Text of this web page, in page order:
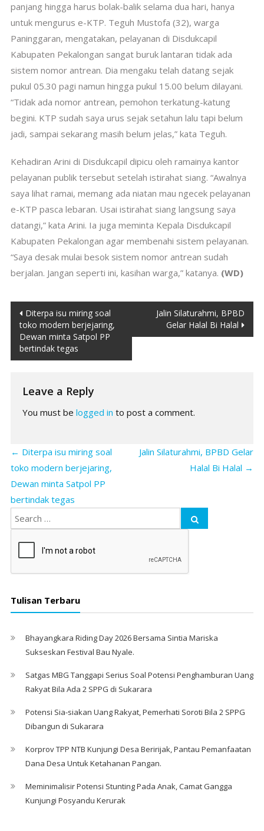
panjang hingga harus bolak-balik selama dua hari, hanya
untuk mengurus e-KTP. Teguh Mustofa (32), warga
Paninggaran, mengatakan, pelayanan di Disdukcapil
Kabupaten Pekalongan sangat buruk lantaran tidak ada
sistem nomor antrean. Dia mengaku telah datang sejak
pukul 05.30 pagi namun hingga pukul 15.00 belum dilayani.
“Tidak ada nomor antrean, pemohon terkatung-katung
begini. KTP sudah saya urus sejak setahun lalu tapi belum
jadi, sampai sekarang masih belum jelas,” kata Teguh.
Kehadiran Arini di Disdukcapil dipicu oleh ramainya kantor
pelayanan publik tersebut setelah istirahat siang. “Awalnya
saya lihat ramai, memang ada niatan mau ngecek pelayanan
e-KTP pasca lebaran. Usai istirahat siang langsung saya
datangi,” kata Arini. Ia juga meminta Kepala Disdukcapil
Kabupaten Pekalongan agar membenahi sistem pelayanan.
“Saya desak mulai besok sistem nomor antrean sudah
berjalan. Jangan seperti ini, kasihan warga,” katanya. (WD)
Post
navigation
Diterpa isu miring soal
toko modern berjejaring,
Dewan minta Satpol PP
bertindak tegas
Jalin Silaturahmi, BPBD
Gelar Halal Bi Halal
Leave a Reply
You must be logged in to post a comment.
← Diterpa isu miring soal
toko modern berjejaring,
Dewan minta Satpol PP
bertindak tegas
Jalin Silaturahmi, BPBD Gelar
Halal Bi Halal →
Tulisan Terbaru
Bhayangkara Riding Day 2026 Bersama Sintia Mariska
Sukseskan Festival Bau Nyale. ‎
Satgas MBG Tanggapi Serius Soal Potensi Penghamburan Uang
Rakyat Bila Ada 2 SPPG di Sukarara
Potensi Sia-siakan Uang Rakyat, Pemerhati Soroti Bila 2 SPPG
Dibangun di Sukarara
Korprov TPP NTB Kunjungi Desa Beririjak, Pantau Pemanfaatan
Dana Desa Untuk Ketahanan Pangan.
Meminimalisir Potensi Stunting Pada Anak, Camat Gangga
Kunjungi Posyandu Kerurak